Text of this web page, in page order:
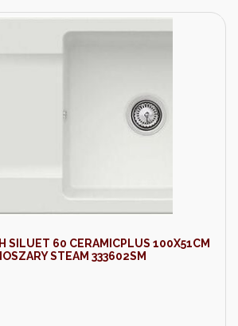
SILUET 60 CERAMICPLUS 100X51CM
STEAM 333602SM